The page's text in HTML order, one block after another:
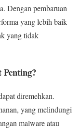
Dengan pembaruan
yang lebih baik
yang tidak
Penting?
diremehkan.
yang melindungi
malware atau